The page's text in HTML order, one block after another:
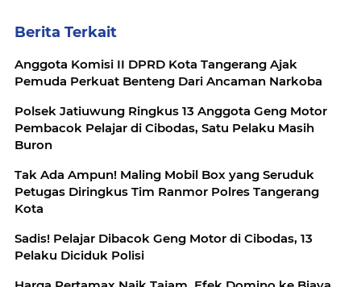
Berita Terkait
Anggota Komisi II DPRD Kota Tangerang Ajak
Pemuda Perkuat Benteng Dari Ancaman Narkoba
Polsek Jatiuwung Ringkus 13 Anggota Geng Motor
Pembacok Pelajar di Cibodas, Satu Pelaku Masih
Buron
Tak Ada Ampun! Maling Mobil Box yang Seruduk
Petugas Diringkus Tim Ranmor Polres Tangerang
Kota
Sadis! Pelajar Dibacok Geng Motor di Cibodas, 13
Pelaku Diciduk Polisi